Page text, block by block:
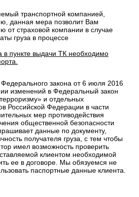
транспортной компанией,
данная мера позволит Вам
от страховой компании в случае
груза в процессе
в пункте выдачи ТК необходимо
закона от 6 июля 2016
изменений в Федеральный закон
и отдельных
Российской Федерации в части
мер противодействия
общественной безопасности
данные по документу,
получателя груза, с тем чтобы
имел возможность проверить
клиентом необходимой
ее в договоре. Мы обязуемся не
паспортные данные клиента.